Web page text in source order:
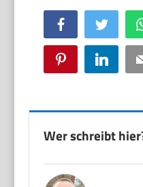
Facebook Twitter
Pinterest LinkedIn
Wer schreibt